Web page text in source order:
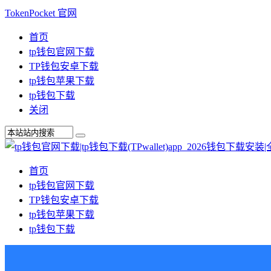
TokenPocket 官网
首页
tp钱包官网下载
TP钱包安卓下载
tp钱包苹果下载
tp钱包下载
关闭
首页
tp钱包官网下载
TP钱包安卓下载
tp钱包苹果下载
tp钱包下载